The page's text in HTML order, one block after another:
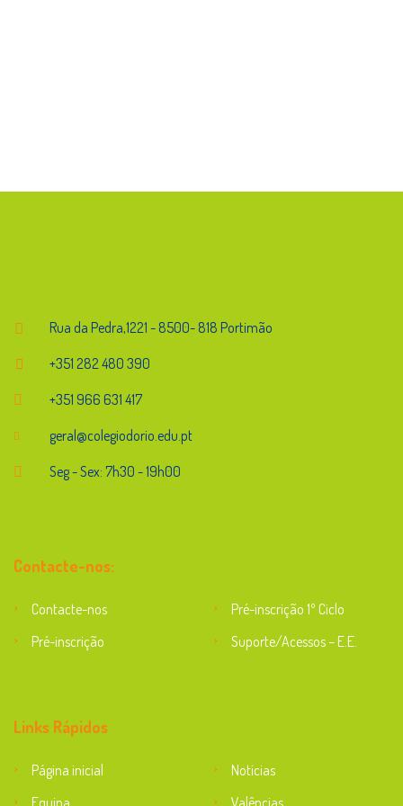
Rua da Pedra,1221 - 8500- 818 Portimão
+351 282 480 390
+351 966 631 417
geral@colegiodorio.edu.pt
Seg - Sex: 7h30 - 19h00
Contacte-nos:
Contacte-nos
Pré-inscrição 1º Ciclo
Pré-inscrição
Suporte/Acessos – E.E.
Links Rápidos
Página inicial
Notícias
Equipa
Valências